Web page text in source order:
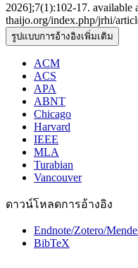
2026];7(1):102-17. available
thaijo.org/index.php/jrhi/
รูปแบบการอ้างอิงเพิ่มเติม
ACM
ACS
APA
ABNT
Chicago
Harvard
IEEE
MLA
Turabian
Vancouver
ดาวน์โหลดการอ้างอิง
Endnote/Zotero/
BibTeX